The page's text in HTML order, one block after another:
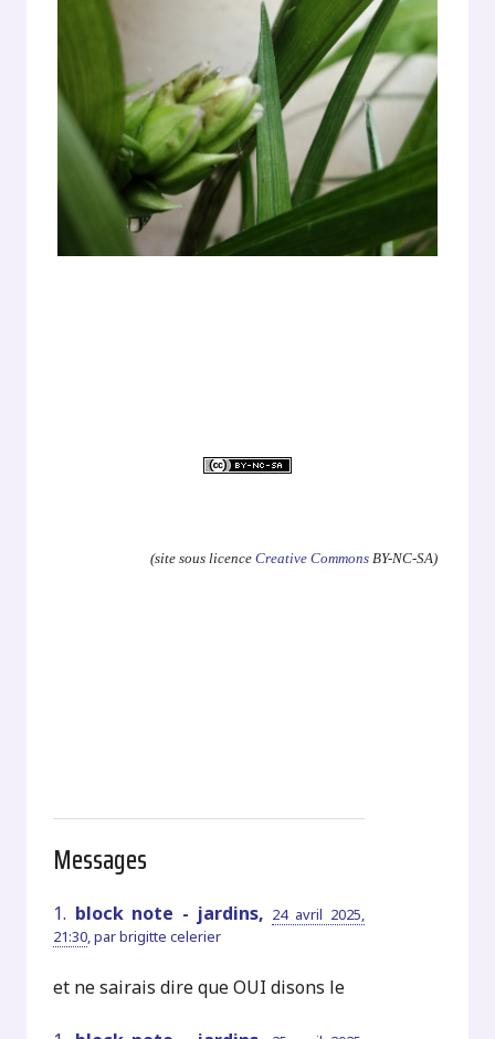
(site sous licence Creative CommonsBY-NC-SA)
Messages
1. block note - jardins, 24 avril 2025,
21:30,parbrigitte celerier
et ne sairais dire que OUI disons le